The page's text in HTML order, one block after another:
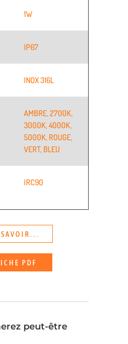
1W
IP67
INOX 316L
AMBRE,2700K,
3000K,4000K,
5000K, ROUGE,
VERT, BLEU
IRC90
PDF
peut-être